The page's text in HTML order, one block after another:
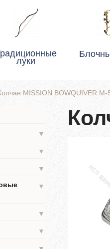
луки
MISSION BOWQUIVER M-
▼
▼
▼
▼
▼
▼